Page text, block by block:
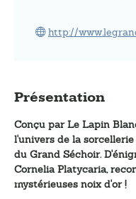
http://
Présentation
Conçu par Le Lapin
l'univers de la
du Grand Séchoir.
Cornelia Platycaria,
mystérieuses noix d'or !